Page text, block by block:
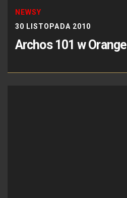
NEWSY
30 LISTOPADA 2010
Archos 101 w Orange